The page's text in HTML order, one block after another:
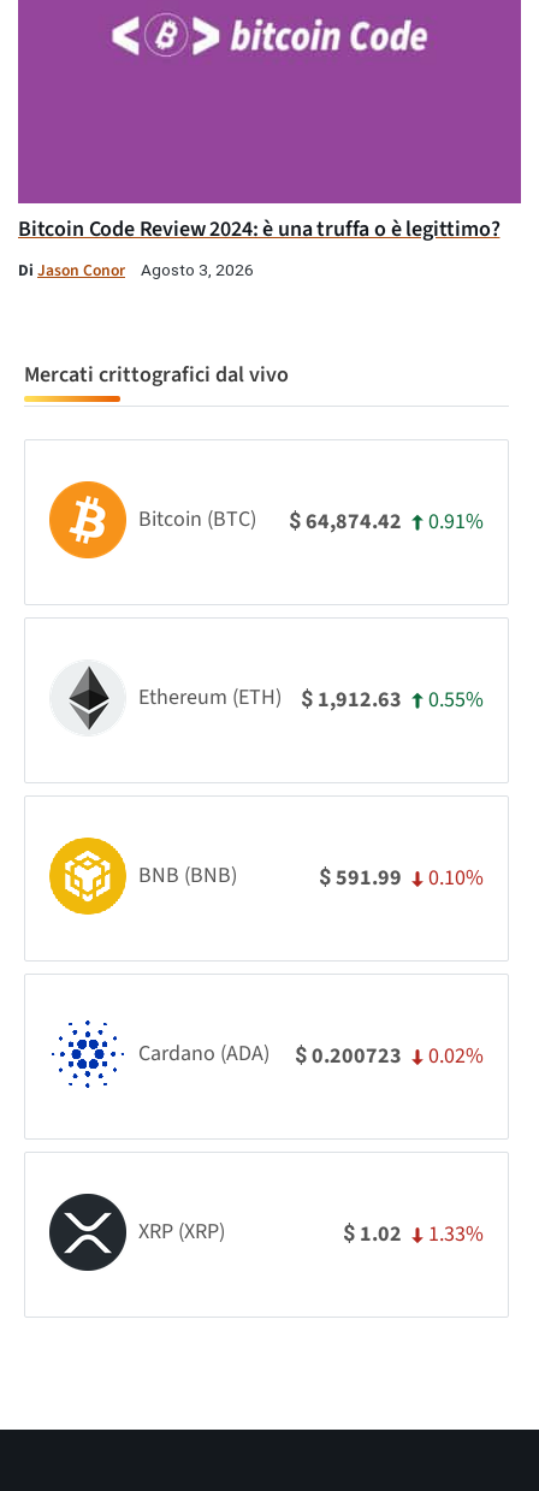
Bitcoin Code Review 2024: è una truffa o è legittimo?
Di Jason Conor Agosto 3, 2026
Mercati crittografici dal vivo
Bitcoin (BTC) $64,874.42 0.91%
Ethereum (ETH) $ 1,912.63 0.55%
BNB (BNB) $591.99 0.10%
Cardano (ADA) $0.200723 0.02%
XRP (XRP) $ 1.02 1.33%